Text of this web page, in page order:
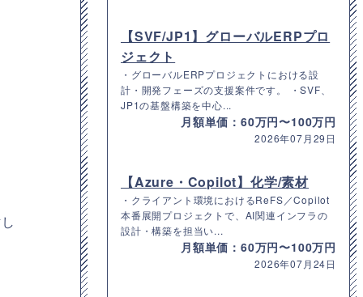
【SVF/JP1】グローバルERPプロ
ジェクト
・グローバルERPプロジェクトにおける設
計・開発フェーズの支援案件です。 ・SVF、
JP1の基盤構築を中心...
月額単価：60万円〜100万円
2026年07月29日
【Azure・Copilot】化学/素材
・クライアント環境におけるReFS／Copilot
本番展開プロジェクトで、AI関連インフラの
設計・構築を担当い...
月額単価：60万円〜100万円
2026年07月24日